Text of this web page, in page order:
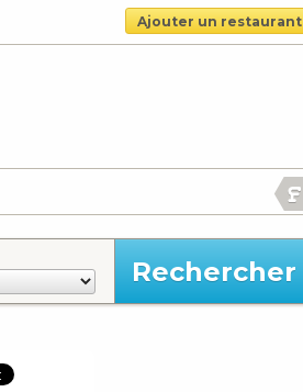
Ajouter un restaurant